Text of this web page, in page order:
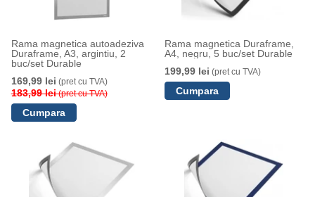
Rama magnetica autoadeziva
Duraframe, A3, argintiu, 2
buc/set Durable
169,99 lei (pret cu TVA)
183,99 lei(pret cu TVA)
Rama magnetica Duraframe,
A4, negru, 5 buc/set Durable
199,99 lei (pret cu TVA)